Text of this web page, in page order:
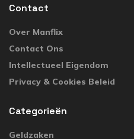
Contact
Over Manflix
Contact Ons
Intellectueel Eigendom
Privacy & Cookies Beleid
Categorieën
Geldzaken